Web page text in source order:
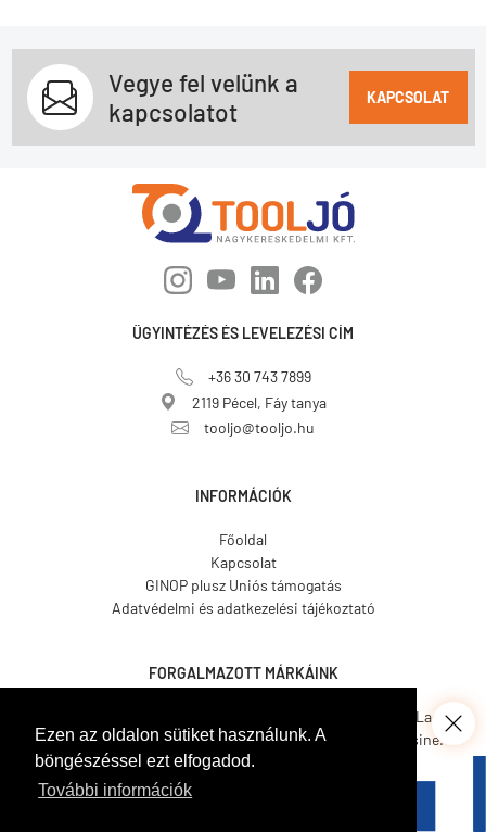
Ezen az oldalon sütiket használunk. A
böngészéssel ezt elfogadod.
További információk
Vegye fel velünk a
kapcsolatot
KAPCSOLAT
ÜGYINTÉZÉS ÉS LEVELEZÉSI CÍM
+36 30 743 7899
2119 Pécel, Fáy tanya
tooljo@tooljo.hu
INFORMÁCIÓK
Főoldal
Kapcsolat
GINOP plusz Uniós támogatás
Adatvédelmi és adatkezelési tájékoztató
FORGALMAZOTT MÁRKÁINK
Coverit.
Tecnover.
Gamma Pennelli.
Hemmax.
Walled.
CosmosLac.
Pava Resine.